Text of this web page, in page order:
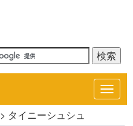
> タイニーシュシュ